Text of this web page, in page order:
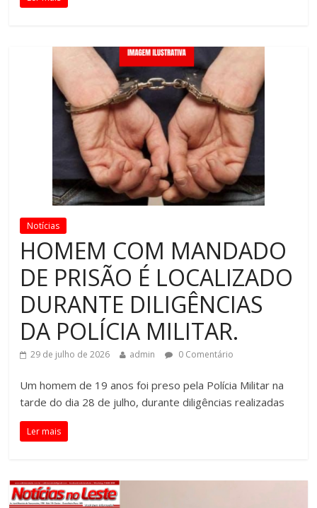
Notícias
HOMEM COM MANDADO
DE PRISÃO É LOCALIZADO
DURANTE DILIGÊNCIAS
DA POLÍCIA MILITAR.
29 de julho de 2026 admin 0 Comentário
Um homem de 19 anos foi preso pela Polícia Militar na
tarde do dia 28 de julho, durante diligências realizadas
Ler mais